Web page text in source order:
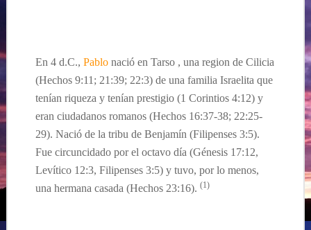
En 4d.C., Pablo nació en Tarso , una region de Cilicia
(Hechos 9:11; 21:39; 22:3) de una familia Israelita que
tenían riqueza y tenían prestigio (1 Corintios 4:12) y
eran ciudadanos romanos (Hechos 16:37-38; 22:25-
29). Nació de la tribu de Benjamín (Filipenses 3:5).
Fue circuncidado por el octavo día (Génesis 17:12,
Levítico 12:3, Filipenses 3:5) y tuvo, por lo menos,
una hermana casada (Hechos 23:16). (1)